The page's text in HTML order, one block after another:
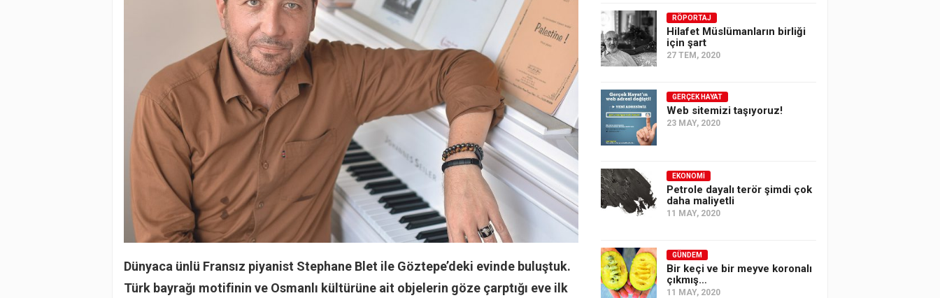
Dünyaca ünlü Fransız piyanist Stephane Blet ile Göztepe’deki evinde buluştuk.
Türk bayrağı motifinin ve Osmanlı kültürüne ait objelerin göze çarptığı eve ilk
RÖPORTAJ
Hilafet Müslümanların birliği
için şart
27 TEM, 2020
GERÇEK HAYAT
Web sitemizi taşıyoruz!
23 MAY, 2020
EKONOMI
Petrole dayalı terör şimdi çok
daha maliyetli
11 MAY, 2020
GÜNDEM
Bir keçi ve bir meyve koronalı
çıkmış…
11 MAY, 2020